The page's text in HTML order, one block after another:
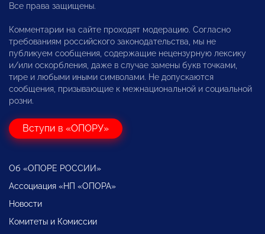
Все права защищены.
Комментарии на сайте проходят модерацию. Согласно
требованиям российского законодательства, мы не
публикуем сообщения, содержащие нецензурную лексику
и/или оскорбления, даже в случае замены букв точками,
тире и любыми иными символами. Не допускаются
сообщения, призывающие к межнациональной и социальной
розни.
Вступи в «ОПОРУ»
Об «ОПОРЕ РОССИИ»
Ассоциация «НП «ОПОРА»
Новости
Комитеты и Комиссии